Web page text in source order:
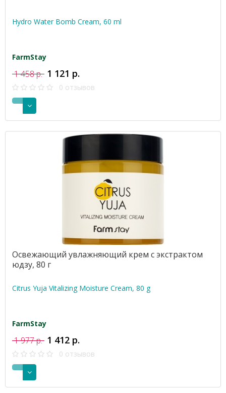
Hydro Water Bomb Cream, 60 ml
FarmStay
1 458 р. 1 121 р.
0 отзывов
Освежающий увлажняющий крем с экстрактом
юдзу, 80 г
Citrus Yuja Vitalizing Moisture Cream, 80 g
FarmStay
1 977 р. 1 412 р.
0 отзывов